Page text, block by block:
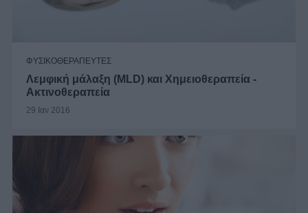
ΦΥΣΙΚΟΘΕΡΑΠΕΥΤΕΣ
Λεμφική μάλαξη (MLD) και Χημειοθεραπεία -
Ακτινοθεραπεία
29 Ιαν 2016